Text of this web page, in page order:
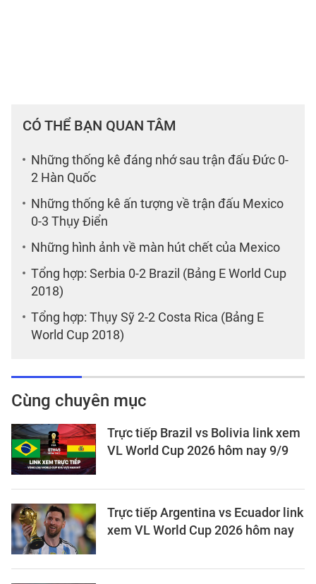
CÓ THỂ BẠN QUAN TÂM
Những thống kê đáng nhớ sau trận đấu Đức 0-
2 Hàn Quốc
Những thống kê ấn tượng về trận đấu Mexico
0-3 Thụy Điển
Những hình ảnh về màn hút chết của Mexico
Tổng hợp: Serbia 0-2 Brazil (Bảng E World Cup
2018)
Tổng hợp: Thụy Sỹ 2-2 Costa Rica (Bảng E
World Cup 2018)
Cùng chuyên mục
Trực tiếp Brazil vs Bolivia link xem
VL World Cup 2026 hôm nay 9/9
Trực tiếp Argentina vs Ecuador link
xem VL World Cup 2026 hôm nay